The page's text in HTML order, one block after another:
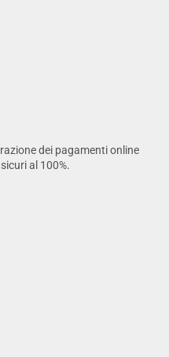
dei pagamenti online
al 100%.